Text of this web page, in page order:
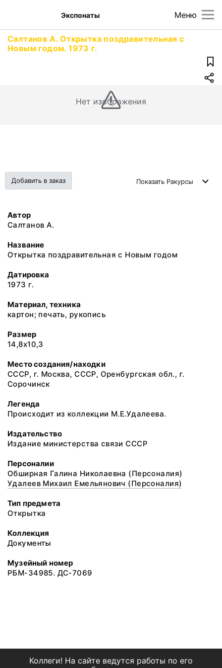
Меню
Экспонаты
Салтанов А. Открытка поздравительная с
Новым годом. 1973 г.
Нет изображения
Добавить в заказ Показать Ракурсы
Автор
Салтанов А.
Название
Открытка поздравительная с Новым годом
Датировка
1973 г.
Материал, техника
картон; печать, рукопись
Размер
14,8х10,3
Место создания/находки
СССР, г. Москва, СССР, Оренбургская обл., г.
Сорочинск
Легенда
Происходит из коллекции М.Е.Удалеева.
Издательство
Издание министерства связи СССР
Персоналии
Обширная Галина Николаевна (Персоналия)
Удалеев Михаил Емельянович (Персоналия)
Тип предмета
Открытка
Коллекция
Документы
Музейный номер
РБМ-34985. ДС-7069
Коллеги! На сайте ведутся работы по его